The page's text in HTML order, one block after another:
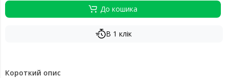
До кошика
В 1 клік
Короткий опис